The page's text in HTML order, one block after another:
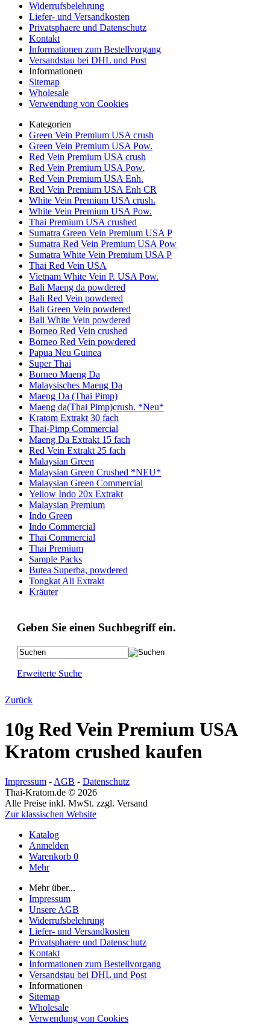
Widerrufsbelehrung
Liefer- und Versandkosten
Privatsphaere und Datenschutz
Kontakt
Informationen zum Bestellvorgang
Versandstau bei DHL und Post
Informationen
Sitemap
Wholesale
Verwendung von Cookies
Kategorien
Green Vein Premium USA crush
Green Vein Premium USA Pow.
Red Vein Premium USA crush
Red Vein Premium USA Pow.
Red Vein Premium USA Enh.
Red Vein Premium USA Enh CR
White Vein Premium USA crush.
White Vein Premium USA Pow.
Thai Premium USA crushed
Sumatra Green Vein Premium USA P
Sumatra Red Vein Premium USA Pow
Sumatra White Vein Premium USA P
Thai Red Vein USA
Vietnam White Vein P. USA Pow.
Bali Maeng da powdered
Bali Red Vein powdered
Bali Green Vein powdered
Bali White Vein powdered
Borneo Red Vein crushed
Borneo Red Vein powdered
Papua Neu Guinea
Super Thai
Borneo Maeng Da
Malaysisches Maeng Da
Maeng Da (Thai Pimp)
Maeng da(Thai Pimp)crush. *Neu*
Kratom Extrakt 30 fach
Thai-Pimp Commercial
Maeng Da Extrakt 15 fach
Red Vein Extrakt 25 fach
Malaysian Green
Malaysian Green Crushed *NEU*
Malaysian Green Commercial
Yellow Indo 20x Extrakt
Malaysian Premium
Indo Green
Indo Commercial
Thai Commercial
Thai Premium
Sample Packs
Butea Superba, powdered
Tongkat Ali Extrakt
Kräuter
Geben Sie einen Suchbegriff ein.
Erweiterte Suche
Zurück
10g Red Vein Premium USA
Kratom crushed kaufen
Impressum - AGB - Datenschutz
Thai-Kratom.de © 2026
Alle Preise inkl. MwSt. zzgl. Versand
Zur klassischen Website
Katalog
Anmelden
Warenkorb 0
Mehr
Mehr über...
Impressum
Unsere AGB
Widerrufsbelehrung
Liefer- und Versandkosten
Privatsphaere und Datenschutz
Kontakt
Informationen zum Bestellvorgang
Versandstau bei DHL und Post
Informationen
Sitemap
Wholesale
Verwendung von Cookies